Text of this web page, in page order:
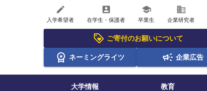
create
入学希望者
account_box
在学生・保護者
school
卒業生
business
企業研究者
ご寄付のお願いについて
ネーミングライツ 企業広告
大学情報 教育